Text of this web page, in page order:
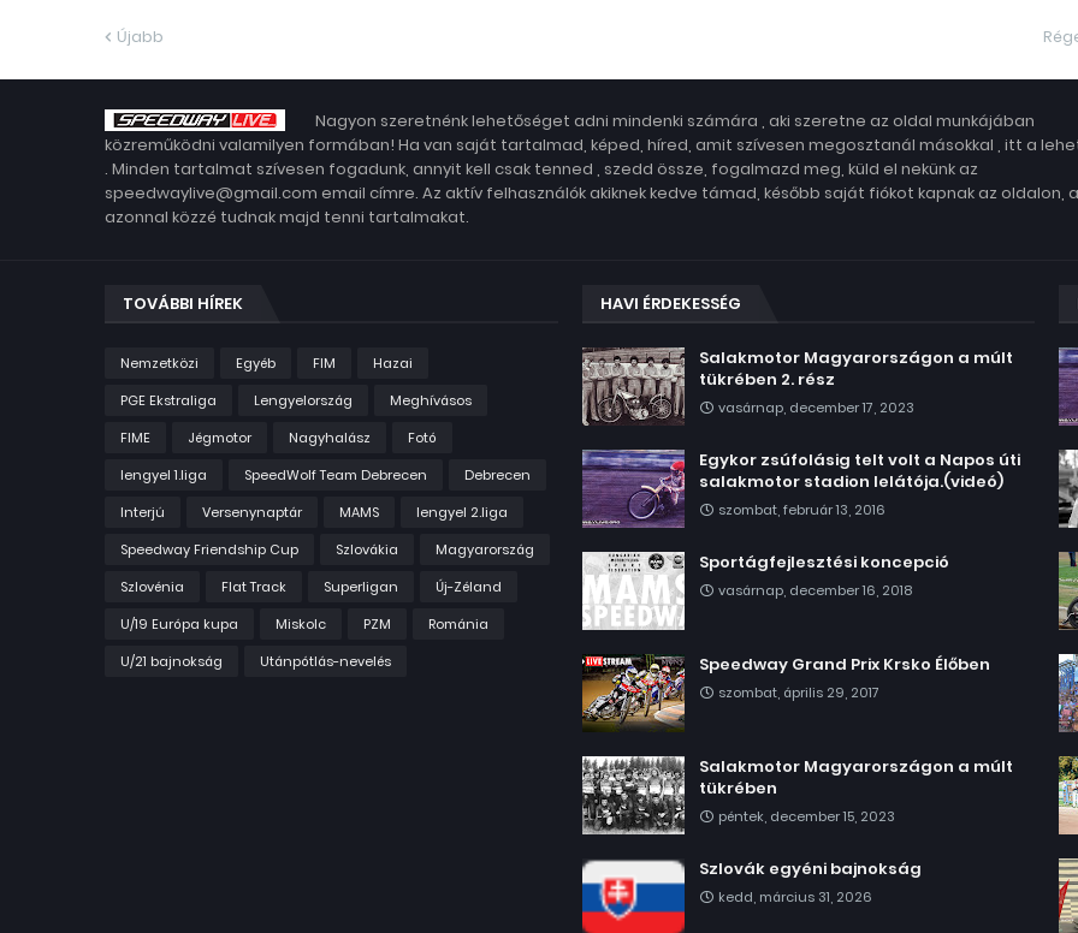
Újabb
Nagyon szeretnénk lehetőséget adni mindenki számára , aki szeretne az oldal munkájában
közreműködni valamilyen formában! Ha van saját tartalmad, képed, híred, amit szívesen megosztanál másokkal , itt a
. Minden tartalmat szívesen fogadunk, annyit kell csak tenned , szedd össze, fogalmazd meg, küld el nekünk az
speedwaylive@gmail.com email címre. Az aktív felhasználók akiknek kedve támad, később saját fiókot kapnak az oldalon,
azonnal közzé tudnak majd tenni tartalmakat.
TOVÁBBI HÍREK
Nemzetközi Egyéb FIM
Hazai
PGE Ekstraliga
Lengyelország
Meghívásos
FIME
Jégmotor Nagyhalász
Fotó
lengyel 1.liga
SpeedWolf Team Debrecen
Debrecen
Interjú
Versenynaptár MAMS
lengyel 2.liga
Speedway Friendship Cup
Szlovákia
Magyarország
Szlovénia
Flat Track Superligan
Új-Zéland
U/19 Európa kupa
Miskolc PZM
Románia
U/21 bajnokság
Utánpótlás-nevelés
HAVI ÉRDEKESSÉG
Salakmotor Magyarországon a múlt
tükrében 2. rész
vasárnap, december 17, 2023
Egykor zsúfolásig telt volt a Napos úti
salakmotor stadion lelátója.(videó)
szombat, február 13, 2016
Sportágfejlesztési koncepció
vasárnap, december 16, 2018
Speedway Grand Prix Krsko Élőben
szombat, április 29, 2017
Salakmotor Magyarországon a múlt
tükrében
péntek, december 15, 2023
Szlovák egyéni bajnokság
kedd, március 31, 2026